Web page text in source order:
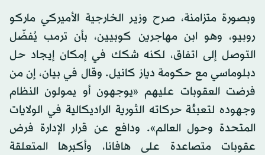
وبصورة متزامنة، صرح وزير الخارجية الأميركي ماركو
روبيو، وهو ابن مهاجرين كوبيين، بأن ترمب يُفضّل
التوصل إلى اتفاق، لكنه شكك في إمكان إيجاد حل
دبلوماسي مع حكومة دياز كانيل. وقال في بيان، إن من
فرضت العقوبات عليهم «يوجهون أو يمولون النظام
وجهوده لتعبئة حركاته الثورية الراديكالية في الولايات
المتحدة وحول العالم». ودافع عن قرار الإدارة فرض
عقوبات متصاعدة على هافانا، وأكبرها المتعلقة